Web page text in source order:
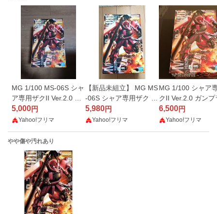
MG 1/100 MS-06S シャ
ア専用ザクII Ver.2.0 ガ
ンプラ
5,000円
Yahoo!フリマ
【新品未組立】 MG MS
-06S シャア専用ザク Ve
r.2.0 シャア専用ザクII
5,980円
Yahoo!フリマ
MG 1/100 シャア
クII Ver.2.0 ガンプ
6,500円
Yahoo!フリマ
やや傷や汚れあり